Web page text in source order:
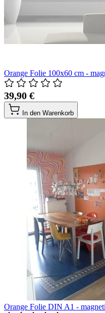
Orange Folie 100x60 cm -
39,90 €
In den Warenkorb
Orange Folie DIN A1 -